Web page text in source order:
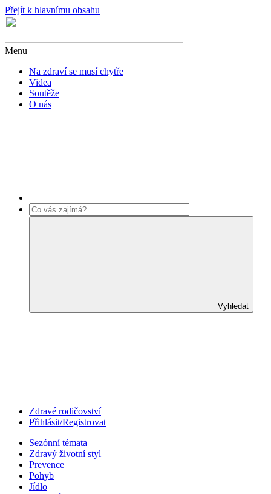
Přejít k hlavnímu obsahu
Menu
Na zdraví se musí chytře
Videa
Soutěže
O nás
Vyhledat
Zdravé rodičovství
Přihlásit/Registrovat
Sezónní témata
Zdravý životní styl
Prevence
Pohyb
Jídlo